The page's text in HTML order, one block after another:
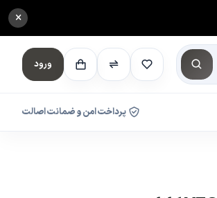
×
ورود
پرداخت امن و ضمانت اصالت